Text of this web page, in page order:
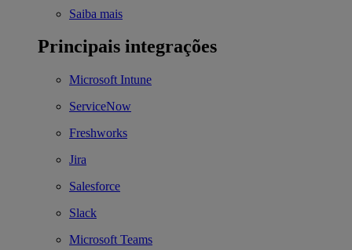
Saiba mais
Principais integrações
Microsoft Intune
ServiceNow
Freshworks
Jira
Salesforce
Slack
Microsoft Teams